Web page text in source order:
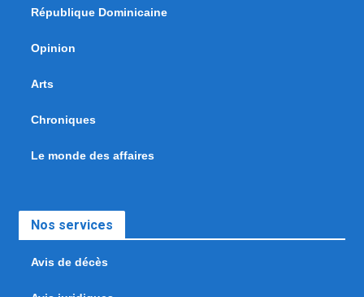
République Dominicaine
Opinion
Arts
Chroniques
Le monde des affaires
Nos services
Avis de décès